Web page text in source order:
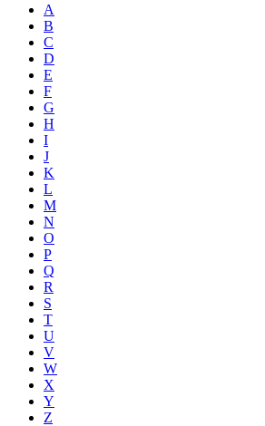
A
B
C
D
E
F
G
H
I
J
K
L
M
N
O
P
Q
R
S
T
U
V
W
X
Y
Z